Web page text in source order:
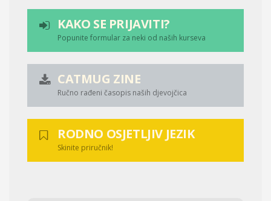
KAKO SE PRIJAVITI?
Popunite formular za neki od naših kurseva
CATMUG ZINE
Ručno rađeni časopis naših djevojčica
RODNO OSJETLJIV JEZIK
Skinite priručnik!